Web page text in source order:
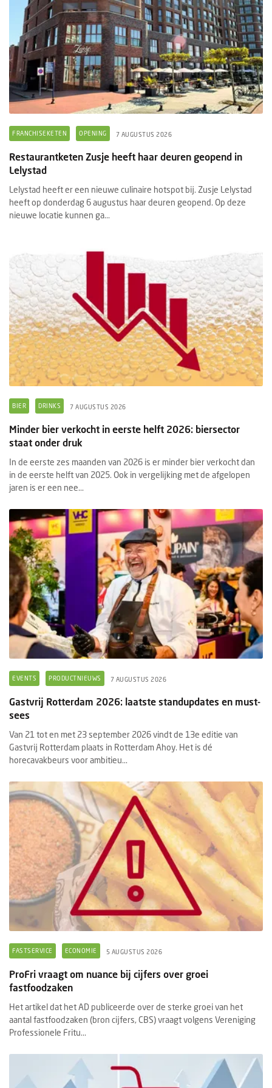
FRANCHISEKETEN OPENING 7 AUGUSTUS 2026
Restaurantketen Zusje heeft haar deuren geopend in
Lelystad
Lelystad heeft er een nieuwe culinaire hotspot bij. Zusje Lelystad
heeft op donderdag 6 augustus haar deuren geopend. Op deze
nieuwe locatie kunnen ga...
BIER DRINKS 7 AUGUSTUS 2026
Minder bier verkocht in eerste helft 2026: biersector
staat onder druk
In de eerste zes maanden van 2026 is er minder bier verkocht dan
in de eerste helft van 2025. Ook in vergelijking met de afgelopen
jaren is er een nee...
EVENTS PRODUCTNIEUWS 7 AUGUSTUS 2026
Gastvrij Rotterdam 2026: laatste standupdates en must-
sees
Van 21 tot en met 23 september 2026 vindt de 13e editie van
Gastvrij Rotterdam plaats in Rotterdam Ahoy. Het is dé
horecavakbeurs voor ambitieu...
FASTSERVICE ECONOMIE 5 AUGUSTUS 2026
ProFri vraagt om nuance bij cijfers over groei
fastfoodzaken
Het artikel dat het AD publiceerde over de sterke groei van het
aantal fastfoodzaken (bron cijfers, CBS) vraagt volgens Vereniging
Professionele Fritu...